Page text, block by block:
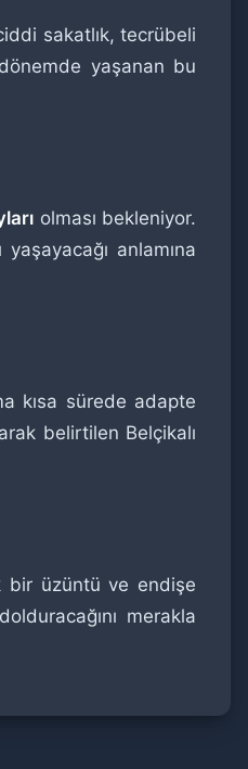
sakatlık, tecrübeli
yaşanan bu
olması bekleniyor.
anlamına
kısa sürede adapte
belirtilen Belçikalı
bir üzüntü ve endişe
merakla